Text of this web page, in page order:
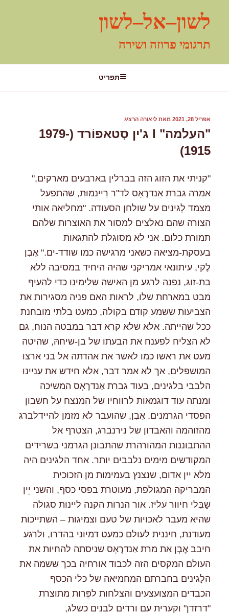
לתוכןלשון–אל–לשון
תרגומי פרוזה ושירה
תפריט
פורסם
אפריל 28, 2021 מאת ליאורה הרציג
"העלמה" I ג'ין סְטאפוֹרד (1979-
1915)
"קניתי את הזוג הזה בברלין בארבעים מארקים,"
אמרה גברת אַנדרֶאָס לד"ר רַיינמוּּת, שהתפעל
מצמד לָגינים על שולחן הסעודה. "מחליאה אותי
הצורה שהם נאלצים למסור את האוצרות שלהם
תמורת כלום. אני לא מסוגלת להתגאות
בעסקת-מציאה כשאני מרגישה כמו שודד-ים." אֶבְן
לֶקי, עיתונאי אמריקני שהיה היחיד במסיבה ללא
בת-זוג, נפנה לרגע מן האישה שלימינו כדי להעיף
מבט במארחת שלו, לראות האם פניה מסגירות את
הצביעות ששמע קודם בקולה, כמעט בלתי מובחנת
ככל שהייתה. אלא שלא קרא דבר במבטה הנוח, גם
לא הצליח לפענח את הבעתו של בן-שיחהּ, שהיטה
מעט את ראשו כמו לאשר את אהדתה אל בני ארצו
המושפלים, אך לא אמר דבר, אלא חידש את עניינו
הלבבי בלגינים, בעוד גברת אַנדרֶאָס המשיכה
ומנתה עוד דוגמאות לרווחיו של המנצח על חשבון
הפסדי הגרמנים. אֶבְן, שהועבר לא מזמן להיידלברג
מהזוהמה והאבדון של נירנברג, הצטרף אל
ההתבוננות המהורהרת שהתבונן הגרמני בשרידים
המקודשים מימים נלבבים יותר. אחד הלגינים היה
מלא יין אדום, שנצנץ בעמימות מן הזכוכית
המבריקה המגולפת, מעוטרת בפסי כסף, והשני יֵין
שָבְּלי חיוור עליז. אור הנרות הקנה ליינות סגולה
שהיא מעבר לאכויות של טעם וצמיגות – השתייכות
מעודנת, חיננית לעולם כמעט דמיוני בהדרו, ולרגע
חיבב אֶבְן את מרת אַנדרֶאָס שניסתה להחיות את
העולם המקסים הזה לכבוד אורחיה בכך ששמה את
הלָגינים בחברתם המחמיאה של כלי הכסף
הכבדים המצועצעים והצלחות לפֵּרות מתוצרת
"דרזדן" וקערית עם ורדים לבנים כשלג,